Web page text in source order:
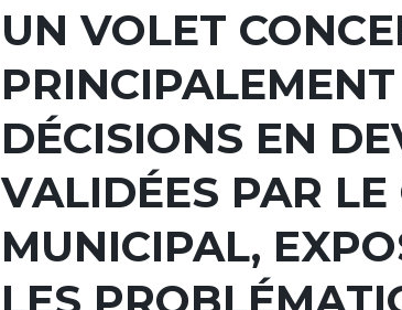
UN VOLET
DÉCISIONS EN
VALIDÉES PAR LE
MUNICIPAL,